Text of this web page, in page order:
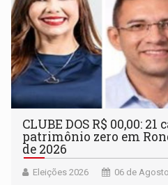
CLUBE DOS R$ 00,00:
patrimônio zero em
de 2026
Eleições 2026 06 de